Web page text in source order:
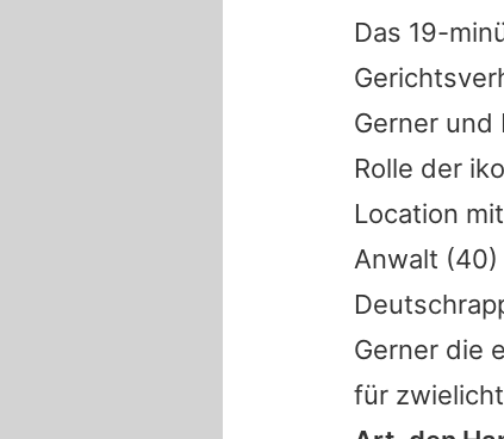
Das 19-
Gerner und
Rolle der
Location
Anwalt
Gerner die
für